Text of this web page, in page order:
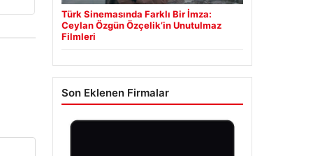
Türk Sinemasında Farklı Bir İmza:
Ceylan Özgün Özçelik’in Unutulmaz
Filmleri
Son Eklenen Firmalar